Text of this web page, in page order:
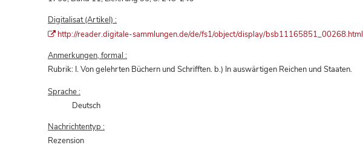
Digitalisat (Artikel) :
http://reader.digitale-sammlungen.de/de/fs1/object/display/bsb11165851_00268.html
Anmerkungen, formal :
Rubrik: I. Von gelehrten Büchern und Schrifften. b.) In auswärtigen Reichen und Staaten.
Sprache :
Deutsch
Nachrichtentyp :
Rezension